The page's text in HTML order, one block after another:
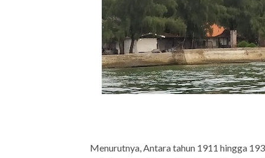
Menurutnya, Antara tahun 1911 hingga